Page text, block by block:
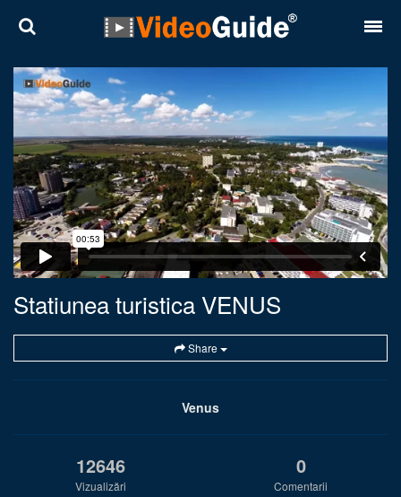
Statiunea turistica VENUS
Share
Venus
12646
Vizualizări
0
Comentarii
Destinații
Prețuri
Contact
Despre noi
Reguli de confidentialitate
Română
English